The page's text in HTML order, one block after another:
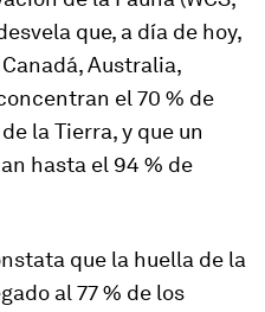
que, a día de hoy,
Australia,
el 70 % de
la Tierra, y que un
hasta el 94 % de
que la huella de la
al 77 % de los